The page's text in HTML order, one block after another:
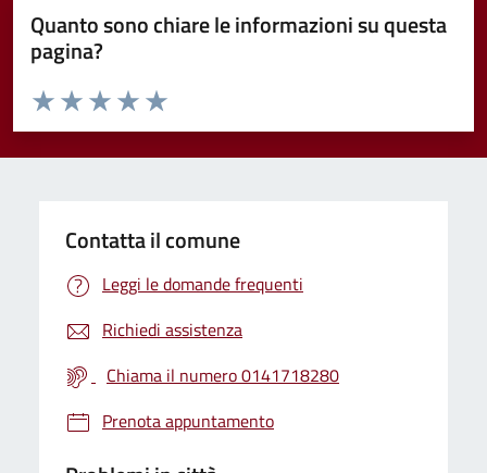
Quanto sono chiare le informazioni su questa
pagina?
Valuta da 1 a 5 stelle la pagina
Valuta 5 stelle su 5
Valuta 4 stelle su 5
Valuta 3 stelle su 5
Valuta 2 stelle su 5
Valuta 1 stelle su 5
Contatta il comune
Leggi le domande frequenti
Richiedi assistenza
Chiama il numero 0141718280
Prenota appuntamento